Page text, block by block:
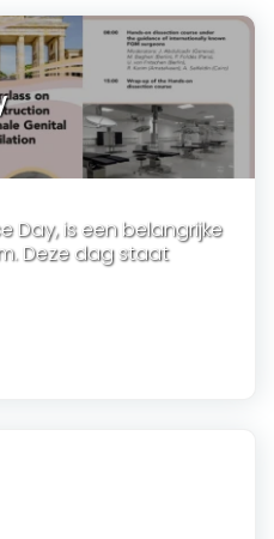
Day, is een belangrijke
Deze dag staat